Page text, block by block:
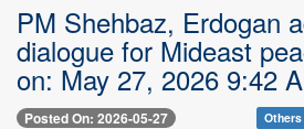
PM Shehbaz, Erdogan
dialogue for Mideast
on: May 27, 2026 9:42
Posted On: 2026-05-27 Others